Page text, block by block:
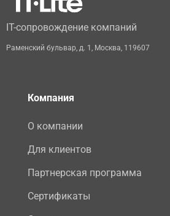
IT-сопровождение компаний
Раменский бульвар, д. 1 , Москва, 119607
Компания
О компании
Для клиентов
Партнерская программа
Сертификаты